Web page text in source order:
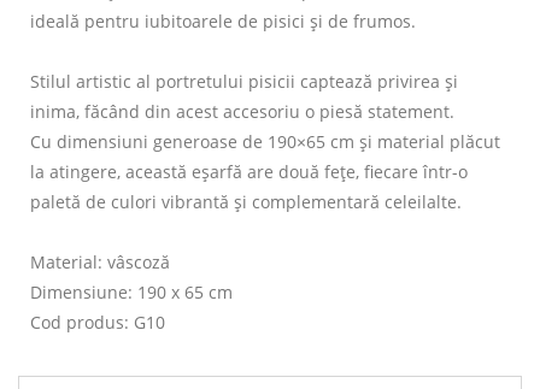
ideală pentru iubitoarele de pisici și de frumos.
Stilul artistic al portretului pisicii captează privirea și
inima, făcând din acest accesoriu o piesă statement.
Cu dimensiuni generoase de 190×65 cm și material plăcut
la atingere, această eșarfă are două fețe, fiecare într-o
paletă de culori vibrantă și complementară celeilalte.
Material: vâscoză
Dimensiune: 190 x 65 cm
Cod produs: G10